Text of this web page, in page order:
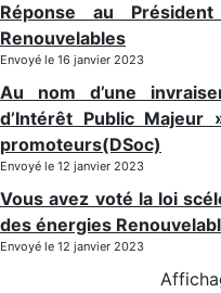
Réponse au
Renouvelables
Envoyé le 16 janvier 2023
Au nom d’une
d’Intérêt Public
promoteurs(DSoc)
Envoyé le 12 janvier 2023
Vous avez voté la loi
des énergies
Envoyé le 12 janvier 2023